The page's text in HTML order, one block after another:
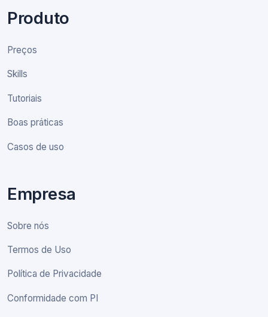
Produto
Preços
Skills
Tutoriais
Boas práticas
Casos de uso
Empresa
Sobre nós
Termos de Uso
Política de Privacidade
Conformidade com PI